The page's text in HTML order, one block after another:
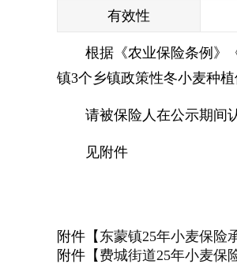
有效性
根据《农业保险条例》
镇3个乡镇政策性冬小麦种
请被保险人在公示期间
见附件
附件【 东蒙镇25年小麦保险
附件【 费城街道25年小麦保